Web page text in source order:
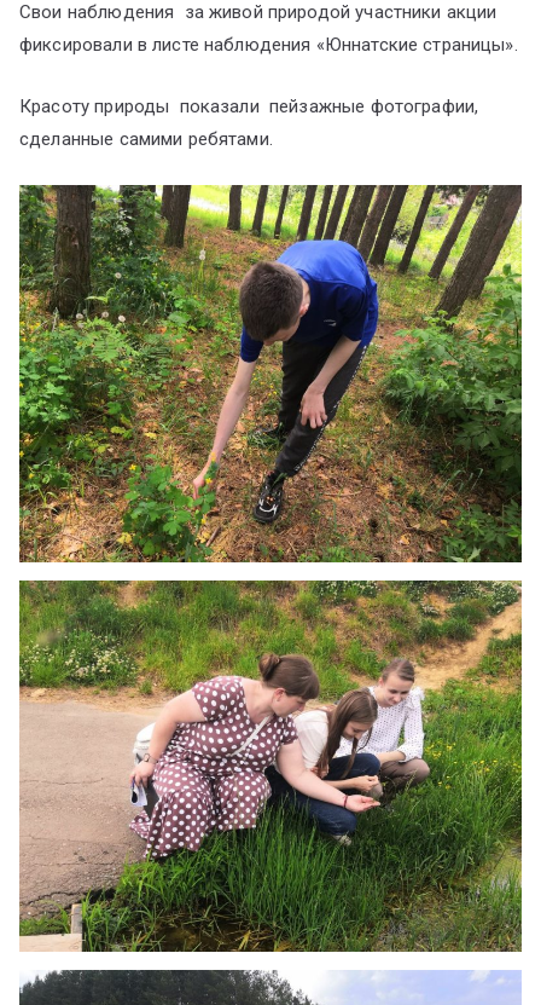
Свои наблюдения за живой природой участники акции
фиксировали в листе наблюдения «Юннатские страницы».
Красоту природы показали пейзажные фотографии,
сделанные самими ребятами.